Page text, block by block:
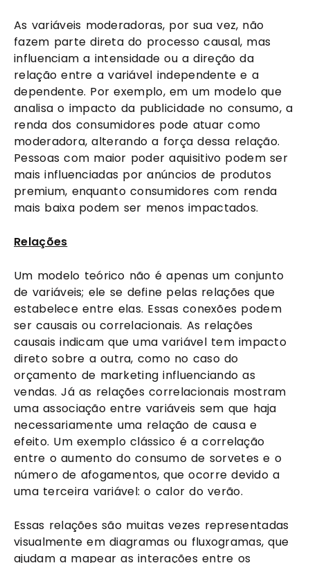
As variáveis moderadoras, por sua vez, não
fazem parte direta do processo causal, mas
influenciam a intensidade ou a direção da
relação entre a variável independente e a
dependente. Por exemplo, em um modelo que
analisa o impacto da publicidade no consumo, a
renda dos consumidores pode atuar como
moderadora, alterando a força dessa relação.
Pessoas com maior poder aquisitivo podem ser
mais influenciadas por anúncios de produtos
premium, enquanto consumidores com renda
mais baixa podem ser menos impactados.
Relações
Um modelo teórico não é apenas um conjunto
de variáveis; ele se define pelas relações que
estabelece entre elas. Essas conexões podem
ser causais ou correlacionais. As relações
causais indicam que uma variável tem impacto
direto sobre a outra, como no caso do
orçamento de marketing influenciando as
vendas. Já as relações correlacionais mostram
uma associação entre variáveis sem que haja
necessariamente uma relação de causa e
efeito. Um exemplo clássico é a correlação
entre o aumento do consumo de sorvetes e o
número de afogamentos, que ocorre devido a
uma terceira variável: o calor do verão.
Essas relações são muitas vezes representadas
visualmente em diagramas ou fluxogramas, que
ajudam a mapear as interações entre os